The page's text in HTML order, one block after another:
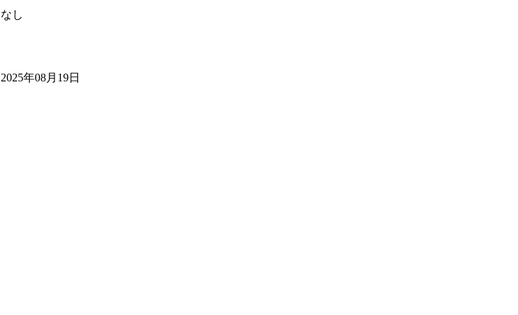
なし
2025年08月19日